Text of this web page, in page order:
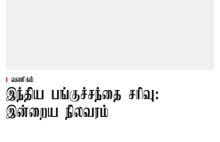
வணிகம்
இந்திய பங்குச்சந்தை சரிவு:
இன்றைய நிலவரம்